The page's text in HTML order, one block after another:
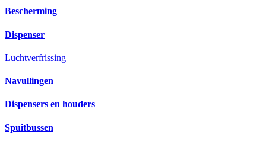
Bescherming
Dispenser
Luchtverfrissing
Navullingen
Dispensers en houders
Spuitbussen